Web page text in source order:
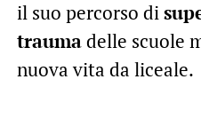
il suo percorso di
traumadelle scuole
nuova vita da liceale.